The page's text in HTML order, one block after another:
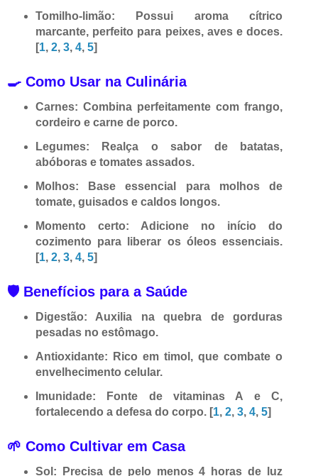
Tomilho-limão: Possui aroma cítrico
marcante, perfeito para peixes, aves e doces.
[1, 2, 3, 4, 5]
🍳 Como Usar na Culinária
Carnes: Combina perfeitamente com frango,
cordeiro e carne de porco.
Legumes: Realça o sabor de batatas,
abóboras e tomates assados.
Molhos: Base essencial para molhos de
tomate, guisados e caldos longos.
Momento certo: Adicione no início do
cozimento para liberar os óleos essenciais.
[1, 2, 3, 4, 5]
🛡️ Benefícios para a Saúde
Digestão: Auxilia na quebra de gorduras
pesadas no estômago.
Antioxidante: Rico em timol, que combate o
envelhecimento celular.
Imunidade: Fonte de vitaminas A e C,
fortalecendo a defesa do corpo. [1, 2, 3, 4, 5]
🌱 Como Cultivar em Casa
Sol: Precisa de pelo menos 4 horas de luz